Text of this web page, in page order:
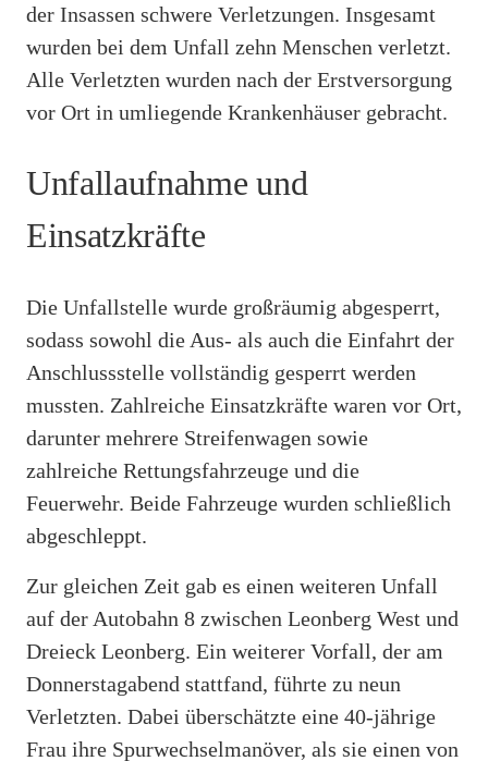
der Insassen schwere Verletzungen. Insgesamt
wurden bei dem Unfall zehn Menschen verletzt.
Alle Verletzten wurden nach der Erstversorgung
vor Ort in umliegende Krankenhäuser gebracht.
Unfallaufnahme und
Einsatzkräfte
Die Unfallstelle wurde großräumig abgesperrt,
sodass sowohl die Aus- als auch die Einfahrt der
Anschlussstelle vollständig gesperrt werden
mussten. Zahlreiche Einsatzkräfte waren vor Ort,
darunter mehrere Streifenwagen sowie
zahlreiche Rettungsfahrzeuge und die
Feuerwehr. Beide Fahrzeuge wurden schließlich
abgeschleppt.
Zur gleichen Zeit gab es einen weiteren Unfall
auf der Autobahn 8 zwischen Leonberg West und
Dreieck Leonberg. Ein weiterer Vorfall, der am
Donnerstagabend stattfand, führte zu neun
Verletzten. Dabei überschätzte eine 40-jährige
Frau ihre Spurwechselmanöver, als sie einen von